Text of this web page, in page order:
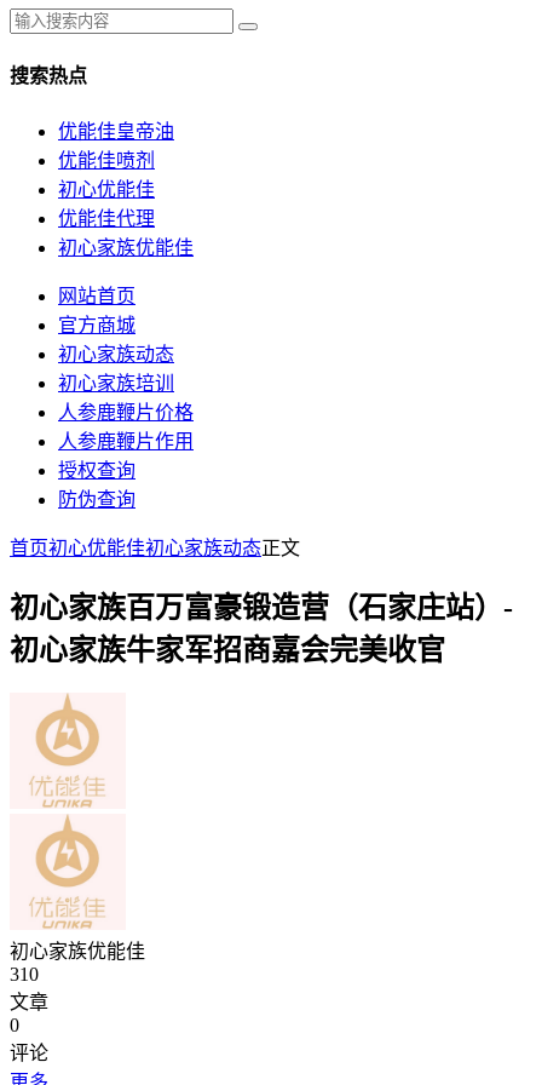
搜索热点
优能佳皇帝油
优能佳喷剂
初心优能佳
优能佳代理
初心家族优能佳
网站首页
官方商城
初心家族动态
初心家族培训
人参鹿鞭片价格
人参鹿鞭片作用
授权查询
防伪查询
首页初心优能佳初心家族动态正文
初心家族百万富豪锻造营（石家庄站）-
初心家族牛家军招商嘉会完美收官
初心家族优能佳
310
文章
0
评论